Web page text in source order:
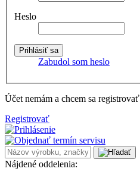
Heslo
Zabudol som heslo
Účet nemám a chcem sa registrovať
Registrovať
Nájdené oddelenia: